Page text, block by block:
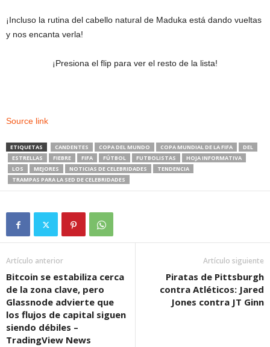
¡Incluso la rutina del cabello natural de Maduka está dando vueltas
y nos encanta verla!
¡Presiona el flip para ver el resto de la lista!
Source link
ETIQUETAS CANDENTES COPA DEL MUNDO COPA MUNDIAL DE LA FIFA
DEL
ESTRELLAS
FIEBRE FIFA FÚTBOL FUTBOLISTAS
HOJA INFORMATIVA
LOS
MEJORES NOTICIAS DE CELEBRIDADES
TENDENCIA
TRAMPAS PARA LA SED DE CELEBRIDADES
Artículo anterior
Bitcoin se estabiliza cerca
de la zona clave, pero
Glassnode advierte que
los flujos de capital siguen
siendo débiles –
TradingView News
Artículo siguiente
Piratas de Pittsburgh
contra Atléticos: Jared
Jones contra JT Ginn